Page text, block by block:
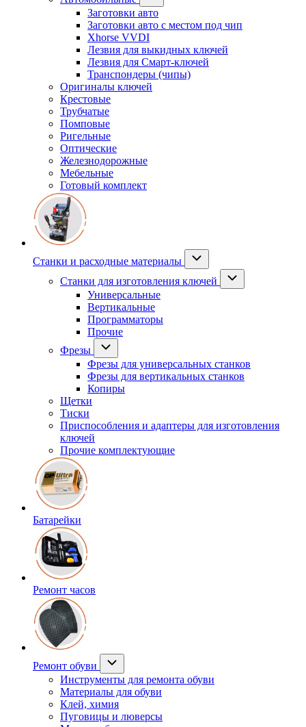
Заготовки авто
Заготовки авто с местом под чип
Xhorse VVDI
Лезвия для выкидных ключей
Лезвия для Смарт-ключей
Транспондеры (чипы)
Оригиналы ключей
Крестовые
Трубчатые
Помповые
Ригельные
Оптические
Железнодорожные
Мебельные
Готовый комплект
Станки и расходные материалы
Станки для изготовления ключей
Универсальные
Вертикальные
Программаторы
Прочие
Фрезы
Фрезы для универсальных станков
Фрезы для вертикальных станков
Копиры
Щетки
Тиски
Приспособления и адаптеры для изготовления
ключей
Прочие комплектующие
Батарейки
Ремонт часов
Ремонт обуви
Инструменты для ремонта обуви
Материалы для обуви
Клей, химия
Пуговицы и люверсы